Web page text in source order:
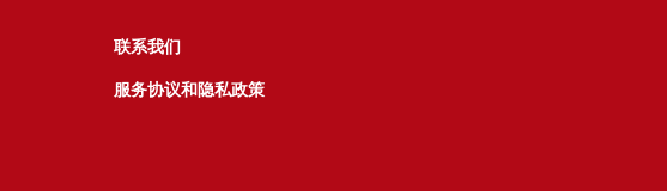
联系我们
服务协议和隐私政策